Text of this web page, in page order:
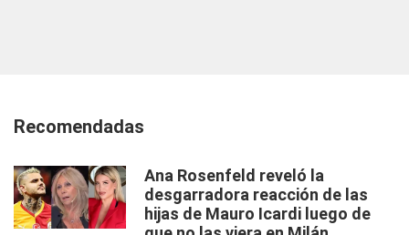
Recomendadas
Ana Rosenfeld reveló la
desgarradora reacción de las
hijas de Mauro Icardi luego de